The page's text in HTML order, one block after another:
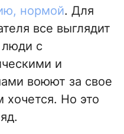
нормой. Для
все выглядит
люди с
и
воюют за свое
хочется. Но это